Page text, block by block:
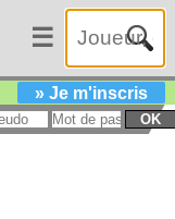
☰
» Je m'inscris
OK